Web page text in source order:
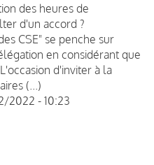
des heures de
d'un accord ?
CSE" se penche sur
en considérant que
d'inviter à la
(...)
2022 - 10:23